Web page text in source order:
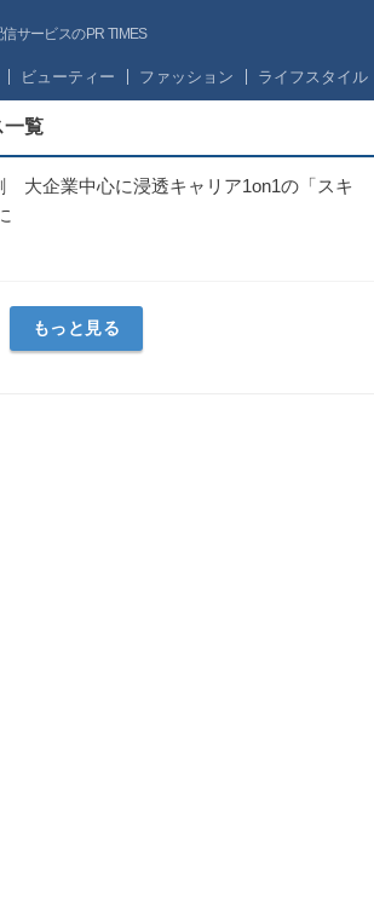
サービスのPR TIMES
ビューティー ファッション ライフスタイル
一覧
大企業中心に浸透キャリア1on1の「スキ
もっと見る